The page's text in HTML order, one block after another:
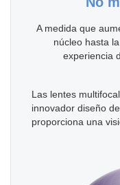
A medida que
núcleo hasta
experiencia
Las lentes
innovador diseño
proporciona una